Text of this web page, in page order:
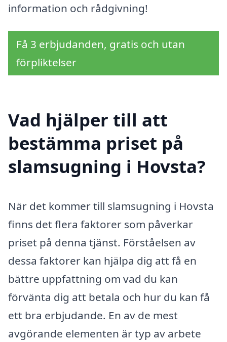
information och rådgivning!
Få 3 erbjudanden, gratis och utan
förpliktelser
Vad hjälper till att
bestämma priset på
slamsugning i Hovsta?
När det kommer till slamsugning i Hovsta
finns det flera faktorer som påverkar
priset på denna tjänst. Förståelsen av
dessa faktorer kan hjälpa dig att få en
bättre uppfattning om vad du kan
förvänta dig att betala och hur du kan få
ett bra erbjudande. En av de mest
avgörande elementen är typ av arbete